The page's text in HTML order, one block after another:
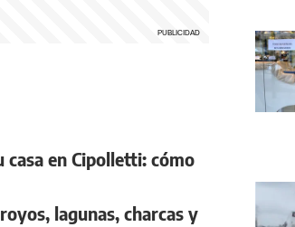
en Cipolletti: cómo
lagunas, charcas y